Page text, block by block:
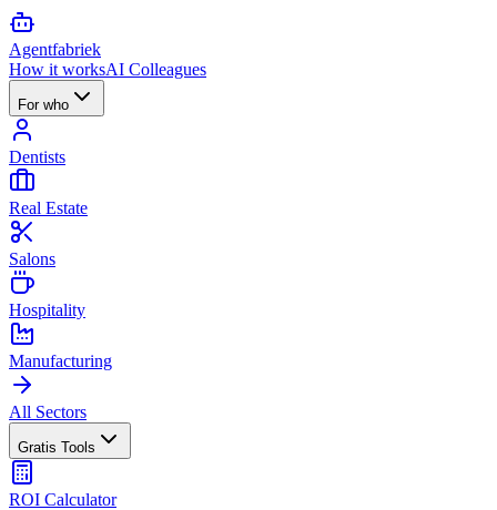
Agentfabriek
How it worksAI Colleagues
For who
Dentists
Real Estate
Salons
Hospitality
Manufacturing
All Sectors
Gratis Tools
ROI Calculator